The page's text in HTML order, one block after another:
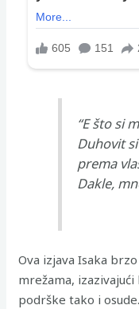
“E što si
Duhovit
prema
Dakle,
Ova izjava Isaka
mrežama,
podrške tako i osude.